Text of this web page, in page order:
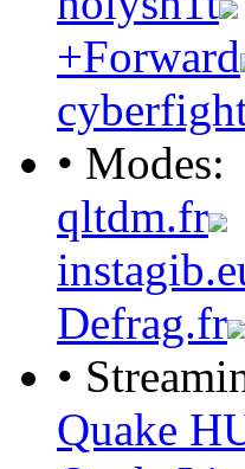
+Forward
• Modes:
qltdm.fr
Defrag.fr
•
Quake